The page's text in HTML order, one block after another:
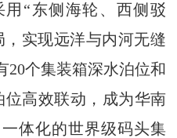
“东侧海轮、西侧驳
实现远洋与内河无缝
20个集装箱深水泊位和
位高效联动，成为华南
体化的世界级码头集